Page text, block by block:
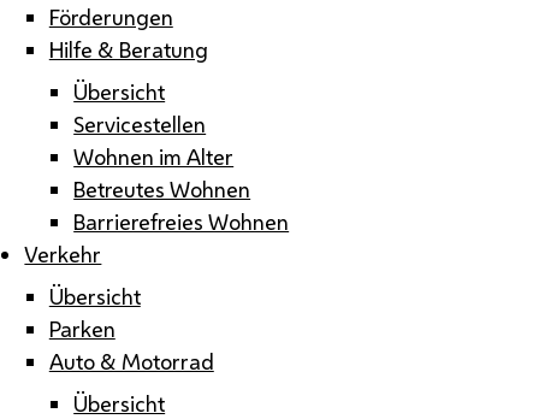
Förderungen
Hilfe & Beratung
Übersicht
Servicestellen
Wohnen im Alter
Betreutes Wohnen
Barrierefreies Wohnen
Verkehr
Übersicht
Parken
Auto & Motorrad
Übersicht